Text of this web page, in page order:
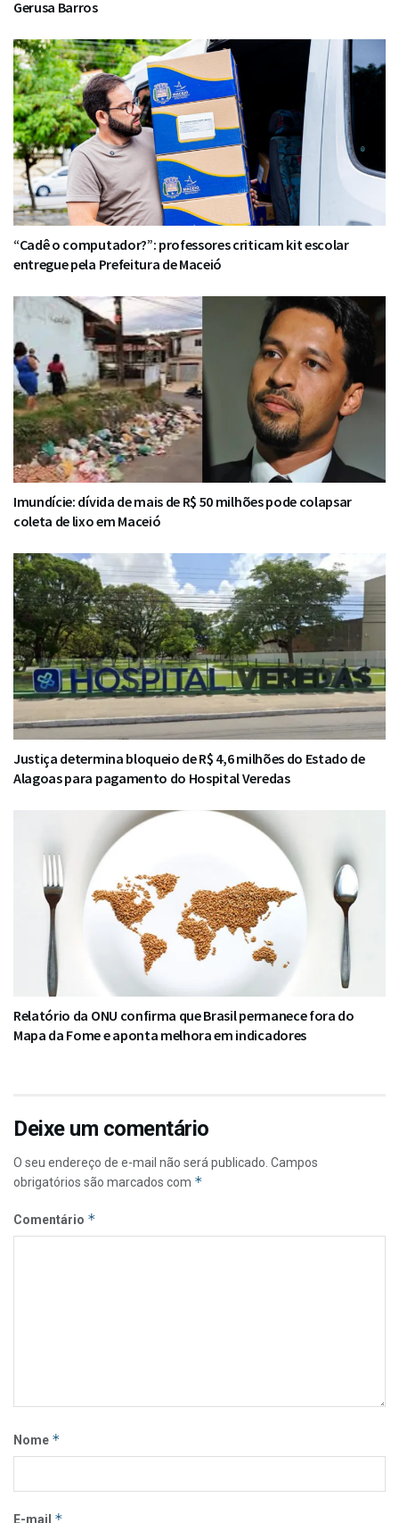
Gerusa Barros
“Cadê o computador?”: professores criticam kit escolar
entregue pela Prefeitura de Maceió
Imundície: dívida de mais de R$ 50 milhões pode colapsar
coleta de lixo em Maceió
Justiça determina bloqueio de R$ 4,6 milhões do Estado de
Alagoas para pagamento do Hospital Veredas
Relatório da ONU confirma que Brasil permanece fora do
Mapa da Fome e aponta melhora em indicadores
Deixe um comentário
O seu endereço de e-mail não será publicado. Campos
obrigatórios são marcados com *
Comentário *
Nome *
E-mail *